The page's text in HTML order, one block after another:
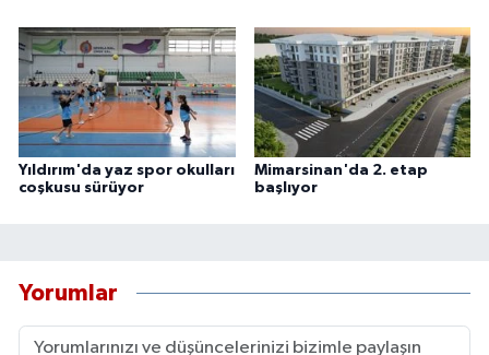
Yıldırım'da yaz spor okulları
coşkusu sürüyor
Mimarsinan'da 2. etap
başlıyor
Yorumlar